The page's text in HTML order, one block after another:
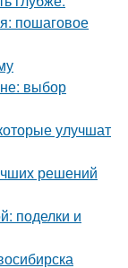
пошаговое
выбор
улучшат
решений
поделки и